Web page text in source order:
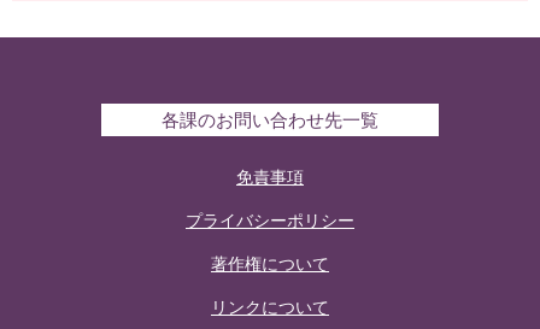
各課のお問い合わせ先一覧
免責事項
プライバシーポリシー
著作権について
リンクについて